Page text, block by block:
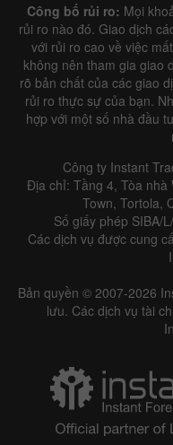
Công bố rủi ro: Mọi
rủi ro nào đó. Giao dịch
với rủi ro cao về việc
không nên tham gia giao
rõ bản chất của các giao
rủi ro thực sự của bạn.
hợp với một số nhà đầu
Công ty Instant
Địa chỉ: Tầng 4, Tòa nhà
Town, Tortola,
Số giấy phép SIBA/
Các dịch vụ được cung
Bản quyền © 2007-2026
lưu. Các dịch vụ tài